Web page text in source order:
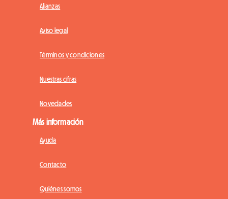
Alianzas
Aviso legal
Términos y condiciones
Nuestras cifras
Novedades
Más información
Ayuda
Contacto
Quiénes somos